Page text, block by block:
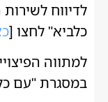
לדיווח
כלביא" לחצו [
למתווה
במסגרת "עם